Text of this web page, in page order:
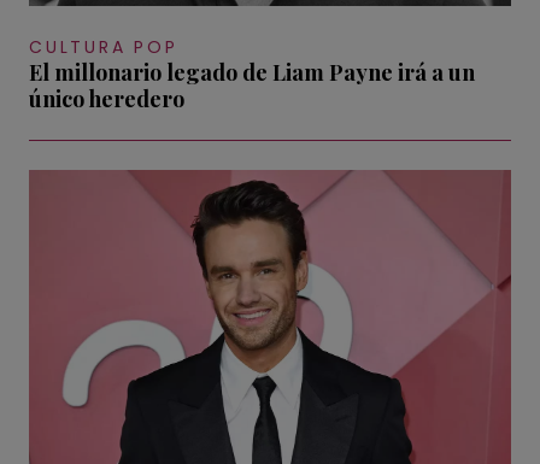
CULTURA POP
El millonario legado de Liam Payne irá a un
único heredero